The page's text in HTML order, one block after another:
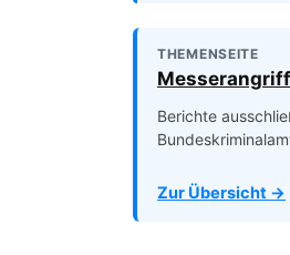
THEMENSEITE
Berichte
Zur Übersicht →